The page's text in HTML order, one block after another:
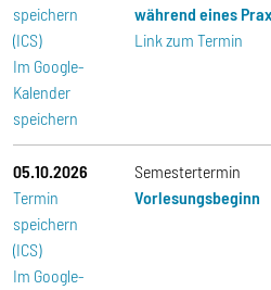
speichern
(ICS)
Im Google-
Kalender
speichern
während eines
Link zum Termin
05.10.2026
Termin
speichern
(ICS)
Im Google-
Semestertermin
Vorlesungsbeginn